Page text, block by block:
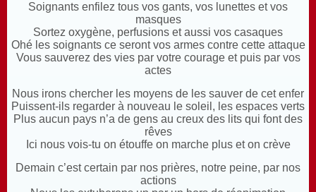
Soignants enfilez tous vos gants, vos lunettes et vos
masques
Sortez oxygène, perfusions et aussi vos casaques
Ohé les soignants ce seront vos armes contre cette attaque
Vous sauverez des vies par votre courage et puis par vos
actes
Nous irons chercher les moyens de les sauver de cet enfer
Puissent-ils regarder à nouveau le soleil, les espaces verts
Plus aucun pays n’a de gens au creux des lits qui font des
rêves
Ici nous vois-tu on étouffe on marche plus et on crève
Demain c’est certain par nos prières, notre peine, par nos
actions